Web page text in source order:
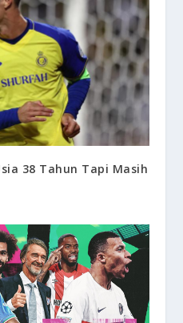
38 Tahun Tapi Masih